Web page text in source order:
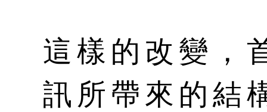
這樣的改變，
訊所帶來的結